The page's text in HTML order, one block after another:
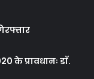
के प्रावधानः डाॅ.